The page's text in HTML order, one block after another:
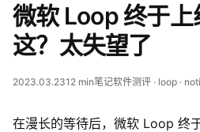
微软 Loop 终于
这？太失望了
2023.03.2312 min笔记软件测评 · loop ·
在漫长的等待后，微软 Loop 终于